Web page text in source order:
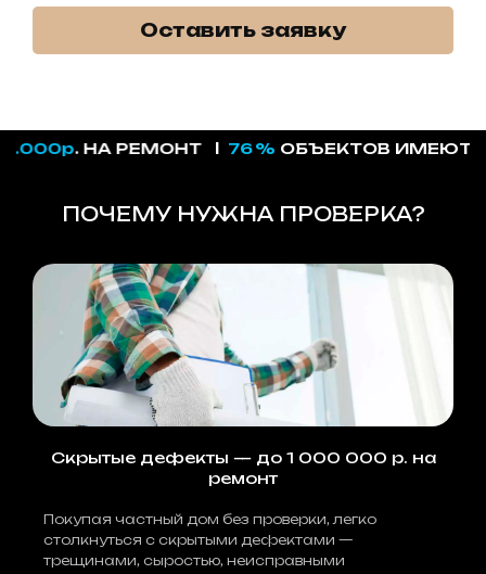
Оставить заявку
. НА РЕМОНТ l76 %ОБЪЕКТОВ ИМЕЮТ
ПОЧЕМУ НУЖНА ПРОВЕРКА?
Скрытые дефекты — до 1 000 000 р. на
ремонт
Покупая частный дом без проверки, легко
столкнуться с скрытыми дефектами —
трещинами, сыростью, неисправными